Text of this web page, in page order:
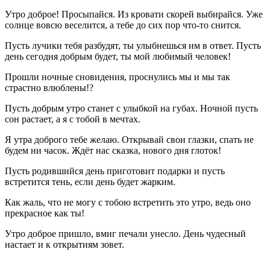
Утро доброе! Просыпайся. Из кровати скорей выбирайся. Уже
солнце вовсю веселится, а тебе до сих пор что-то снится.
Пусть лучики тебя разбудят, ты улыбнешься им в ответ. Пусть
день сегодня добрым будет, ты мой любимый человек!
Прошли ночные сновидения, проснулись мы и мы так
страстно влюблены!?
Пусть добрым утро станет с улыбкой на губах. Ночной пусть
сон растает, а я с тобой в мечтах.
Я утра доброго тебе желаю. Открывай свои глазки, спать не
будем ни часок. Ждёт нас сказка, нового дня глоток!
Пусть родившийся день приготовит подарки и пусть
встретится тень, если день будет жарким.
Как жаль, что не могу с тобою встретить это утро, ведь оно
прекрасное как ты!
Утро доброе пришло, вмиг печали унесло. День чудесный
настает и к открытиям зовет.